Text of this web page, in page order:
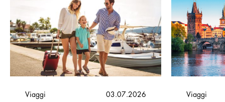
Viaggi 03.07.2026 Viaggi